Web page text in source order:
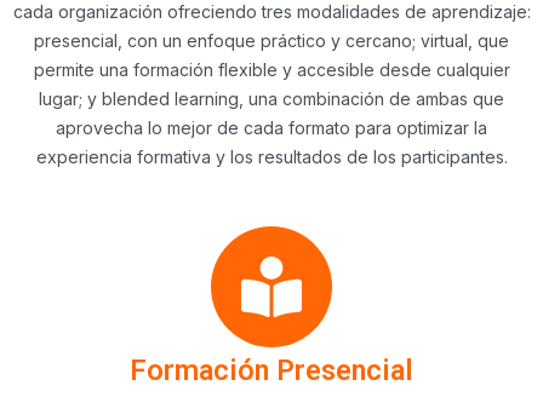
cada organización ofreciendo tres modalidades de aprendizaje:
presencial, con un enfoque práctico y cercano; virtual, que
permite una formación flexible y accesible desde cualquier
lugar; y blended learning, una combinación de ambas que
aprovecha lo mejor de cada formato para optimizar la
experiencia formativa y los resultados de los participantes.
Formación Presencial